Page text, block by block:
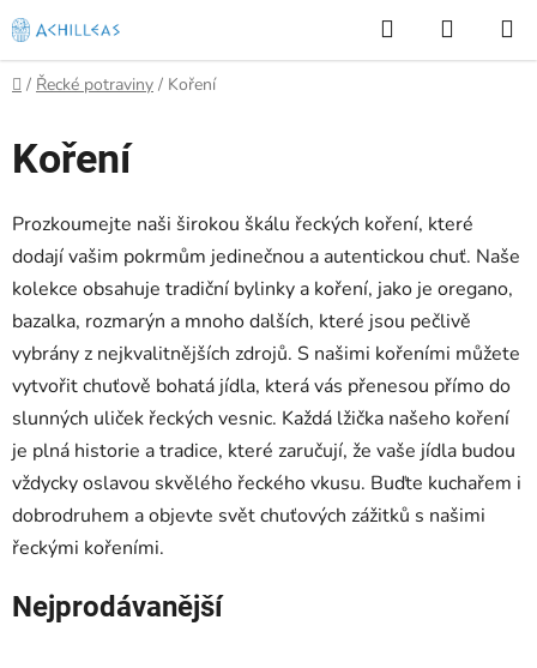
Přejít
na
obsah
Hledat
KOŠÍK
Domů
/ Řecké potraviny / Koření
Koření
Prozkoumejte naši širokou škálu řeckých koření, které
dodají vašim pokrmům jedinečnou a autentickou chuť. Naše
kolekce obsahuje tradiční bylinky a koření, jako je oregano,
bazalka, rozmarýn a mnoho dalších, které jsou pečlivě
vybrány z nejkvalitnějších zdrojů. S našimi kořeními můžete
vytvořit chuťově bohatá jídla, která vás přenesou přímo do
slunných uliček řeckých vesnic. Každá lžička našeho koření
je plná historie a tradice, které zaručují, že vaše jídla budou
vždycky oslavou skvělého řeckého vkusu. Buďte kuchařem i
dobrodruhem a objevte svět chuťových zážitků s našimi
řeckými kořeními.
Nejprodávanější